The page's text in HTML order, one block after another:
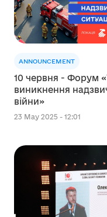
ANNOUNCEMENT
10 червня - Форум
виникнення
війни»
23 May 2025 - 12:01